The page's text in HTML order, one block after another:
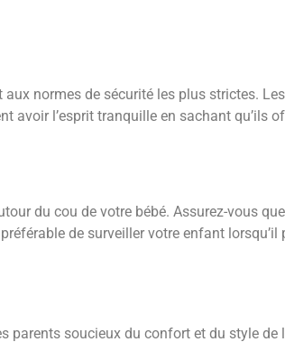
normes de sécurité les plus strictes.
avoir l’esprit tranquille en sachant qu’ils
du cou de votre bébé. Assurez-vous
de surveiller votre enfant
parents soucieux du confort et du style de